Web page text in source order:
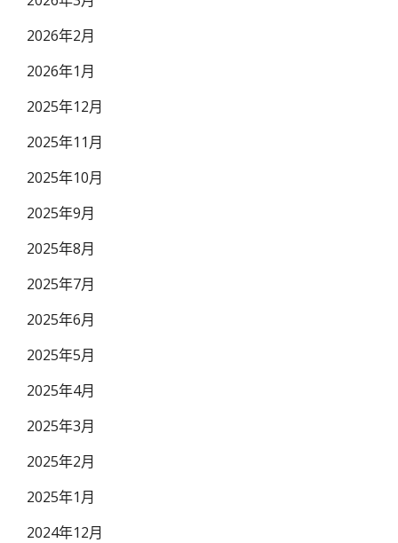
2026年2月
2026年1月
2025年12月
2025年11月
2025年10月
2025年9月
2025年8月
2025年7月
2025年6月
2025年5月
2025年4月
2025年3月
2025年2月
2025年1月
2024年12月